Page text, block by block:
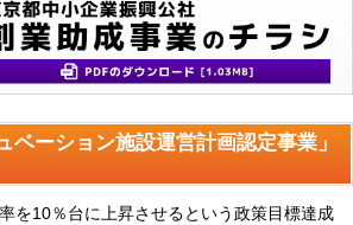
ベーション施設運営計画認定事業」
を10％台に上昇させるという政策目標達成